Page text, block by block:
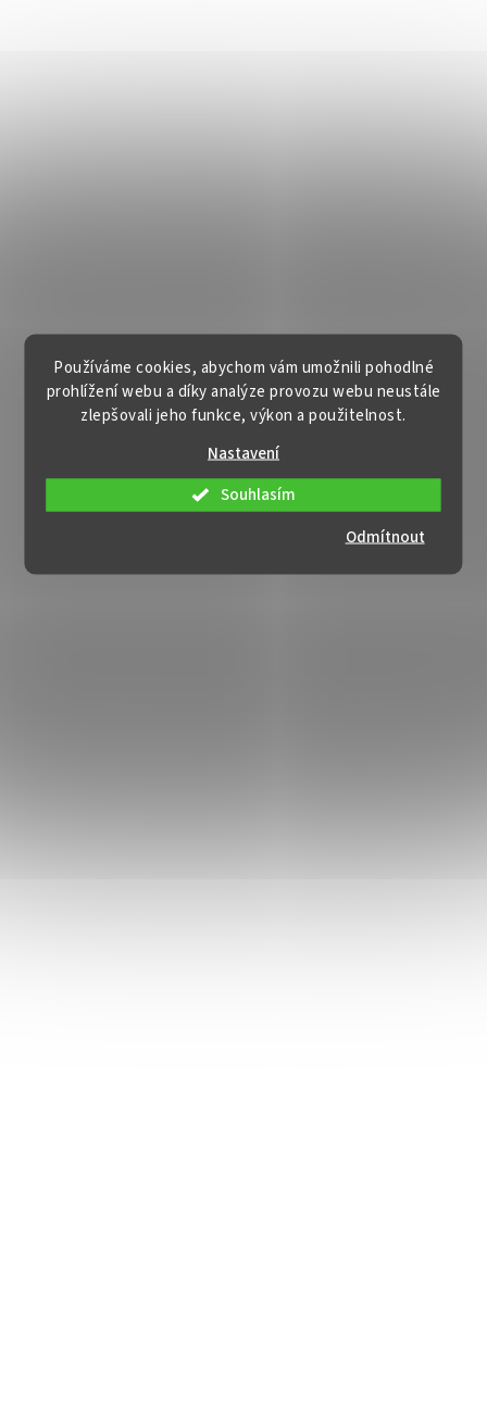
Používáme cookies, abychom vám umožnili pohodlné
prohlížení webu a díky analýze provozu webu neustále
zlepšovali jeho funkce, výkon a použitelnost.
Nastavení
Odmítnout
Souhlasím